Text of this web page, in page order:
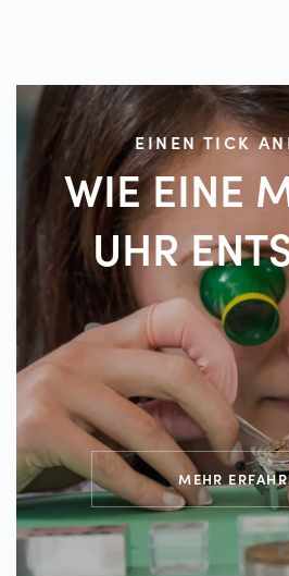
KATALOG 2026
23.07.2026
EINEN TICK
WIE EINE
UHR
MEHR